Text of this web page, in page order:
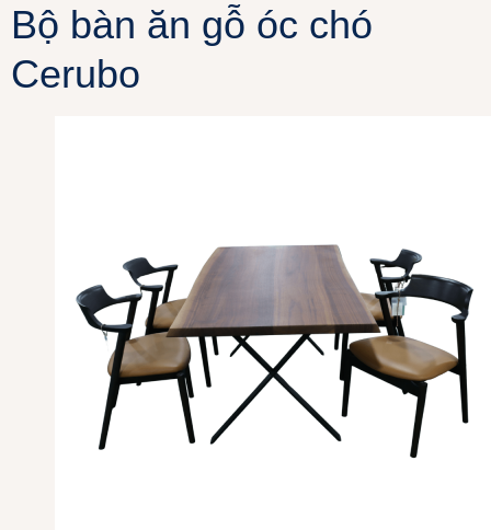
Bộ bàn ăn gỗ óc chó
Cerubo